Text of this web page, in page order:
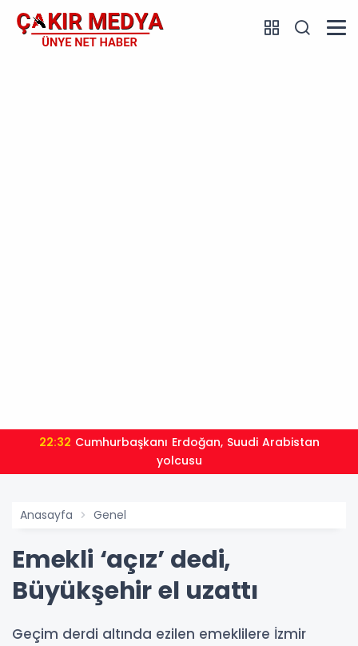
22:32
yolcusu
Anasayfa Genel
Emekli ‘açız’ dedi,
Büyükşehir el uzattı
Geçim derdi altında ezilen emeklilere İzmir